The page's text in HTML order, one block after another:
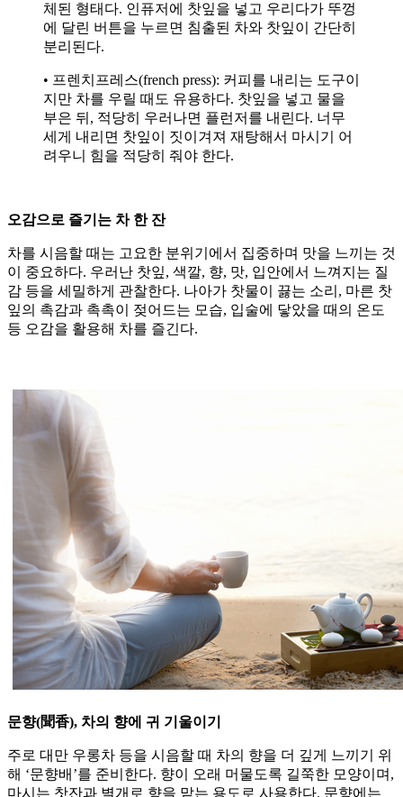
체된 형태다. 인퓨저에 찻잎을 넣고 우리다가 뚜껑
에 달린 버튼을 누르면 침출된 차와 찻잎이 간단히
분리된다.
• 프렌치프레스(french press): 커피를 내리는 도구이
지만 차를 우릴 때도 유용하다. 찻잎을 넣고 물을
부은 뒤, 적당히 우러나면 플런저를 내린다. 너무
세게 내리면 찻잎이 짓이겨져 재탕해서 마시기 어
려우니 힘을 적당히 줘야 한다.
오감으로 즐기는 차 한 잔
차를 시음할 때는 고요한 분위기에서 집중하며 맛을 느끼는 것
이 중요하다. 우러난 찻잎, 색깔, 향, 맛, 입안에서 느껴지는 질
감 등을 세밀하게 관찰한다. 나아가 찻물이 끓는 소리, 마른 찻
잎의 촉감과 촉촉이 젖어드는 모습, 입술에 닿았을 때의 온도
등 오감을 활용해 차를 즐긴다.
문향(聞香), 차의 향에 귀 기울이기
주로 대만 우롱차 등을 시음할 때 차의 향을 더 깊게 느끼기 위
해 ‘문향배’를 준비한다. 향이 오래 머물도록 길쭉한 모양이며,
마시는 찻잔과 별개로 향을 맡는 용도로 사용한다. 문향에는